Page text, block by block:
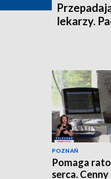
lekarzy.
POZNAŃ
Pomaga
serca.